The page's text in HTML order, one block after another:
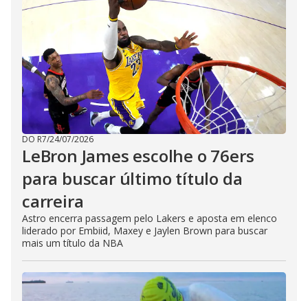
DO R7/24/07/2026
LeBron James escolhe o 76ers
para buscar último título da
carreira
Astro encerra passagem pelo Lakers e aposta em elenco
liderado por Embiid, Maxey e Jaylen Brown para buscar
mais um título da NBA